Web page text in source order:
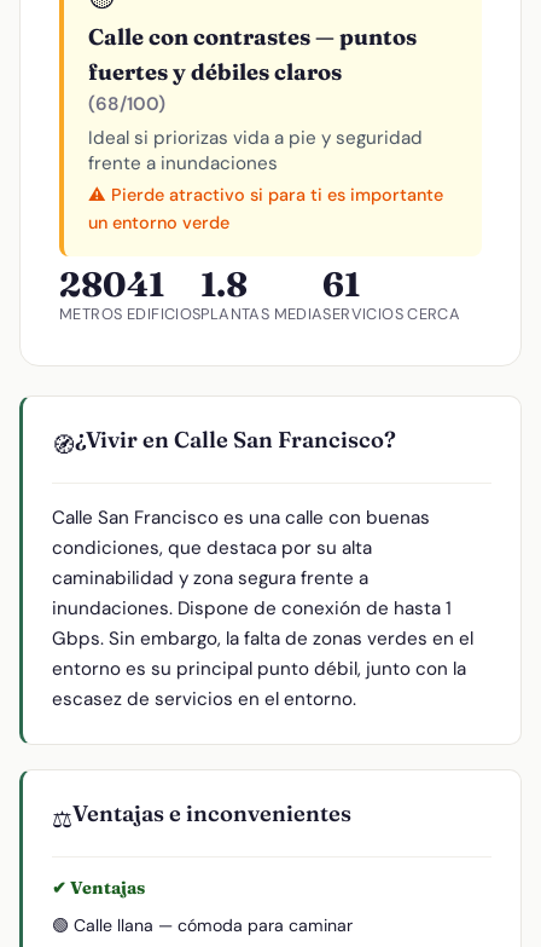
Calle con contrastes — puntos
fuertes y débiles claros
(68/100)
Ideal si priorizas vida a pie y seguridad
frente a inundaciones
⚠️ Pierde atractivo si para ti es importante
un entorno verde
280
METROS
41
EDIFICIOS
1.8
PLANTAS MEDIA
61
SERVICIOS CERCA
🧭¿Vivir en Calle San Francisco?
Calle San Francisco es una calle con buenas
condiciones, que destaca por su alta
caminabilidad y zona segura frente a
inundaciones. Dispone de conexión de hasta 1
Gbps. Sin embargo, la falta de zonas verdes en el
entorno es su principal punto débil, junto con la
escasez de servicios en el entorno.
⚖️Ventajas e inconvenientes
✔ Ventajas
🟢 Calle llana — cómoda para caminar